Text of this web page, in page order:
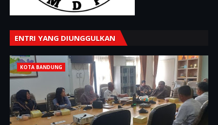
ENTRI YANG DIUNGGULKAN
KOTA BANDUNG